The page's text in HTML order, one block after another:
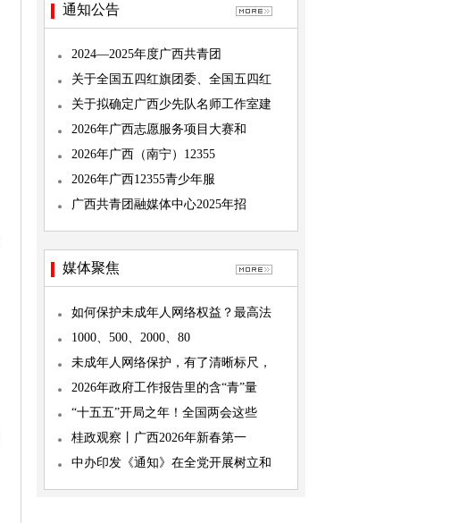
通知公告
2024—2025年度广西共青团
关于全国五四红旗团委、全国五四红
关于拟确定广西少先队名师工作室建
2026年广西志愿服务项目大赛和
2026年广西（南宁）12355
2026年广西12355青少年服
广西共青团融媒体中心2025年招
媒体聚焦
如何保护未成年人网络权益？最高法
1000、500、2000、80
未成年人网络保护，有了清晰标尺，
2026年政府工作报告里的含“青”量
“十五五”开局之年！全国两会这些
桂政观察丨广西2026年新春第一
中办印发《通知》在全党开展树立和